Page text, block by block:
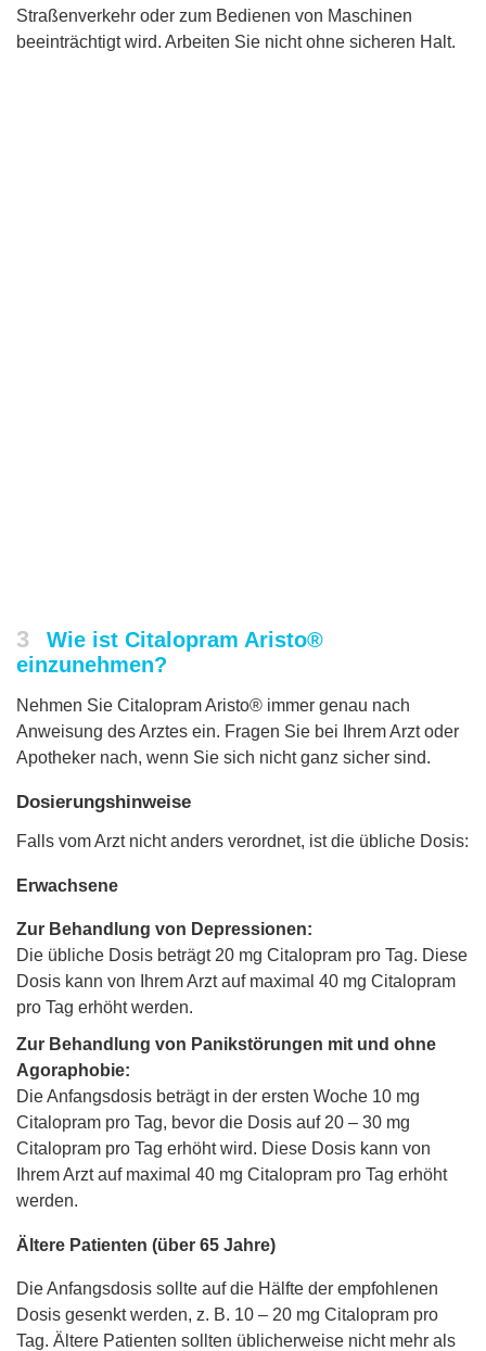
Straßenverkehr oder zum Bedienen von Maschinen
beeinträchtigt wird. Arbeiten Sie nicht ohne sicheren Halt.
3
Wie ist Citalopram Aristo®
einzunehmen?
Nehmen Sie Citalopram Aristo® immer genau nach
Anweisung des Arztes ein. Fragen Sie bei Ihrem Arzt oder
Apotheker nach, wenn Sie sich nicht ganz sicher sind.
Dosierungshinweise
Falls vom Arzt nicht anders verordnet, ist die übliche Dosis:
Erwachsene
Zur Behandlung von Depressionen:
Die übliche Dosis beträgt 20 mg Citalopram pro Tag. Diese
Dosis kann von Ihrem Arzt auf maximal 40 mg Citalopram
pro Tag erhöht werden.
Zur Behandlung von Panikstörungen mit und ohne
Agoraphobie:
Die Anfangsdosis beträgt in der ersten Woche 10 mg
Citalopram pro Tag, bevor die Dosis auf 20 – 30 mg
Citalopram pro Tag erhöht wird. Diese Dosis kann von
Ihrem Arzt auf maximal 40 mg Citalopram pro Tag erhöht
werden.
Ältere Patienten (über 65 Jahre)
Die Anfangsdosis sollte auf die Hälfte der empfohlenen
Dosis gesenkt werden, z. B. 10 – 20 mg Citalopram pro
Tag. Ältere Patienten sollten üblicherweise nicht mehr als